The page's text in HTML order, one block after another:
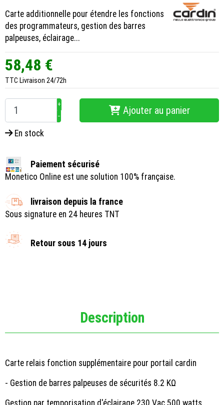
Carte additionnelle pour étendre les fonctions
des programmateurs, gestion des barres
palpeuses, éclairage...
58,48 €
TTC Livraison 24/72h
+
−
Ajouter au panier
En stock
Paiement sécurisé
Monetico Online est une solution 100% française.
livraison depuis la france
Sous signature en 24 heures TNT
Retour sous 14 jours
Description
Carte relais fonction supplémentaire pour portail cardin
- Gestion de barres palpeuses de sécurités 8.2 KΩ
Gestion par temporisation d'éclairage 230 Vac 500 watts